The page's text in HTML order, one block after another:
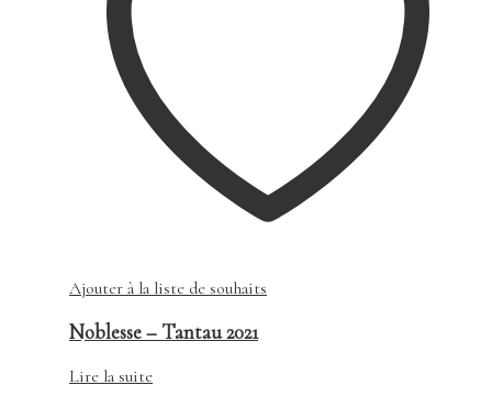
Ajouter à la liste de souhaits
Noblesse – Tantau 2021
Lire la suite